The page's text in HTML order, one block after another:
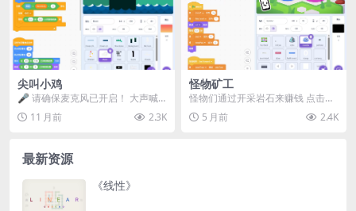
尖叫小鸡
🎤 请确保麦克风已开启！ 大声喊
叫 控制小鸡前进 声音越大，小鸡跑
得越快、跳得越...
11 月前 2.3K
怪物矿工
怪物们通过开采岩石来赚钱 点击快
进按钮可以加快游戏速度 将怪物们
合并在一起，可以...
5 月前 2.4K
最新资源
《线性》